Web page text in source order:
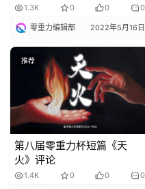
1.3K 0 0 0
零重力编辑部 2022年5月16日
推荐
第八届零重力杯短篇《天
火》评论
1.4K 0 0 0